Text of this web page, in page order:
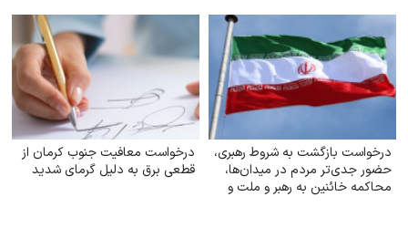
درخواست بازگشت به شروط رهبری،
حضور جدی‌تر مردم در میدان‌ها،
محاکمه خائنین به رهبر و ملت و
درخواست معافیت جنوب کرمان از
قطعی برق به دلیل گرمای شدید